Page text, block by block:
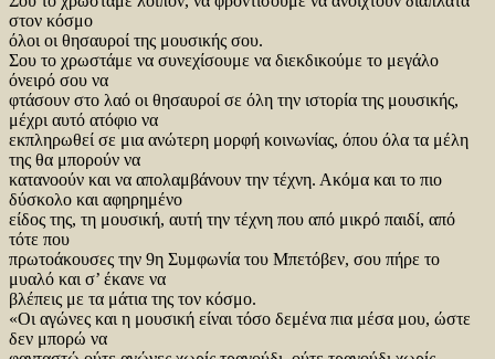
στον κόσμο
όλοι οι θησαυροί της μουσικής σου.
Σου το χρωστάμε να συνεχίσουμε να διεκδικούμε το μεγάλο
όνειρό σου να
φτάσουν στο λαό οι θησαυροί σε όλη την ιστορία της μουσικής,
μέχρι αυτό ατόφιο να
εκπληρωθεί σε μια ανώτερη μορφή κοινωνίας, όπου όλα τα μέλη
της θα μπορούν να
κατανοούν και να απολαμβάνουν την τέχνη. Ακόμα και το πιο
δύσκολο και αφηρημένο
είδος της, τη μουσική, αυτή την τέχνη που από μικρό παιδί, από
τότε που
πρωτοάκουσες την 9η Συμφωνία του Μπετόβεν, σου πήρε το
μυαλό και σ’ έκανε να
βλέπεις με τα μάτια της τον κόσμο.
«Οι αγώνες και η μουσική είναι τόσο δεμένα πια μέσα μου, ώστε
δεν μπορώ να